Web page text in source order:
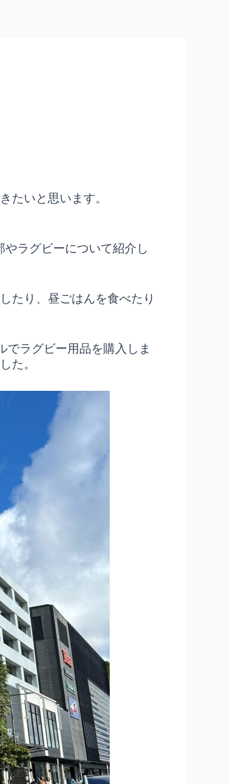
たいと思います。
ラグビーについて紹介し
たり、昼ごはんを食べたり
ラグビー用品を購入しま
た。